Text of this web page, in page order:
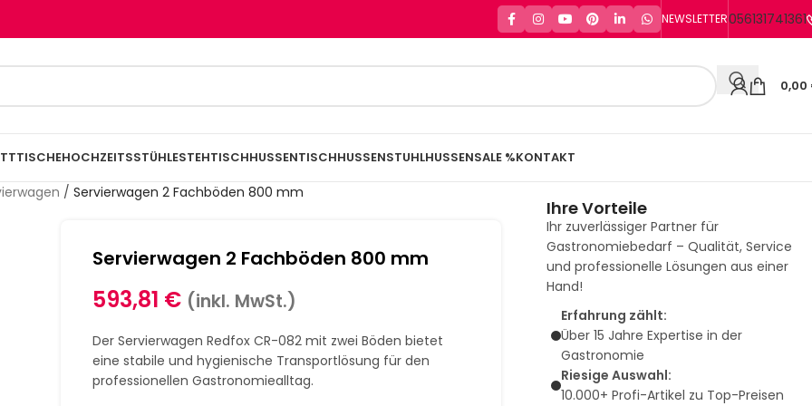
NEWSLETTER056131741361
0,00
HOCHZEITSSTÜHLESTEHTISCHHUSSENTISCHHUSSENSTUHLHUSSENSALE %KONTAKT
/ Servierwagen 2 Fachböden 800 mm
Servierwagen 2 Fachböden 800 mm
593,81 € (inkl. MwSt.)
Der Servierwagen Redfox CR-082 mit zwei Böden bietet
eine stabile und hygienische Transportlösung für den
professionellen Gastronomiealltag.
Ihre Vorteile
Ihr zuverlässiger Partner für
Gastronomiebedarf – Qualität, Service
und professionelle Lösungen aus einer
Hand!
Erfahrung zählt:
Über 15 Jahre Expertise in der
Gastronomie
Riesige Auswahl:
10.000+ Profi-Artikel zu Top-Preisen